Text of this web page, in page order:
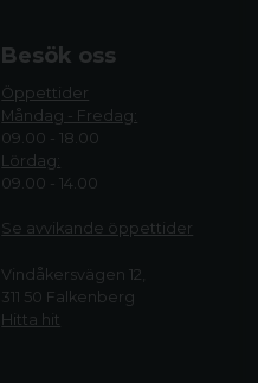
Besök oss
Öppettider
Måndag - Fredag:
09.00 - 18.00
Lördag:
09.00 - 14.00
Se avvikande öppettider
Vindåkersvägen 12,
311 50 Falkenberg
Hitta hit